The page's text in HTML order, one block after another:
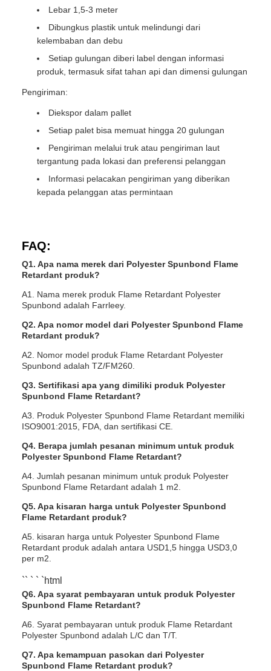
Lebar 1,5-3 meter
Dibungkus plastik untuk melindungi dari
kelembaban dan debu
Setiap gulungan diberi label dengan informasi
produk, termasuk sifat tahan api dan dimensi gulungan
Pengiriman:
Diekspor dalam pallet
Setiap palet bisa memuat hingga 20 gulungan
Pengiriman melalui truk atau pengiriman laut
tergantung pada lokasi dan preferensi pelanggan
Informasi pelacakan pengiriman yang diberikan
kepada pelanggan atas permintaan
FAQ:
Q1. Apa nama merek dari Polyester Spunbond Flame
Retardant produk?
A1. Nama merek produk Flame Retardant Polyester
Spunbond adalah Farrleey.
Q2. Apa nomor model dari Polyester Spunbond Flame
Retardant produk?
A2. Nomor model produk Flame Retardant Polyester
Spunbond adalah TZ/FM260.
Q3. Sertifikasi apa yang dimiliki produk Polyester
Spunbond Flame Retardant?
A3. Produk Polyester Spunbond Flame Retardant memiliki
ISO9001:2015, FDA, dan sertifikasi CE.
Q4. Berapa jumlah pesanan minimum untuk produk
Polyester Spunbond Flame Retardant?
A4. Jumlah pesanan minimum untuk produk Polyester
Spunbond Flame Retardant adalah 1 m2.
Q5. Apa kisaran harga untuk Polyester Spunbond
Flame Retardant produk?
A5. kisaran harga untuk Polyester Spunbond Flame
Retardant produk adalah antara USD1,5 hingga USD3,0
per m2.
`` ` ` `html
Q6. Apa syarat pembayaran untuk produk Polyester
Spunbond Flame Retardant?
A6. Syarat pembayaran untuk produk Flame Retardant
Polyester Spunbond adalah L/C dan T/T.
Q7. Apa kemampuan pasokan dari Polyester
Spunbond Flame Retardant produk?